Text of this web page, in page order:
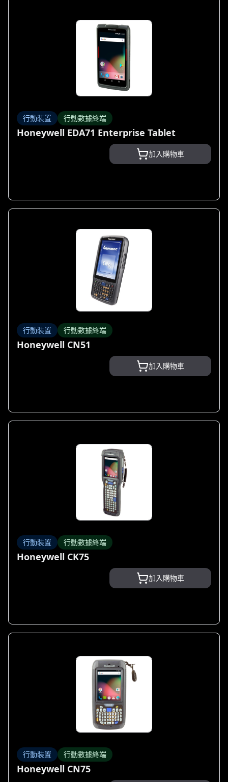
行動裝置 行動數據終端
Honeywell EDA71 Enterprise Tablet
加入購物車
行動裝置 行動數據終端
Honeywell CN51
加入購物車
行動裝置 行動數據終端
Honeywell CK75
加入購物車
行動裝置 行動數據終端
Honeywell CN75